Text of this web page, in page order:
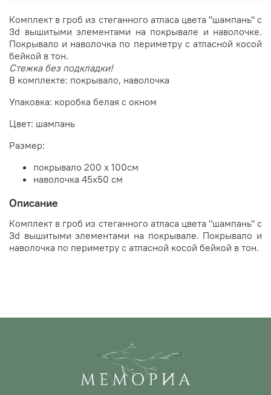
Комплект в гроб из стеганного атласа цвета "шампань" с
3d вышитыми элементами на покрывале и наволочке.
Покрывало и наволочка по периметру с атласной косой
бейкой в тон.
Стежка без подкладки!
В комплекте: покрывало, наволочка
Упаковка: коробка белая с окном
Цвет: шампань
Размер:
покрывало 200 х 100см
наволочка 45х50 см
Описание
Комплект в гроб из стеганного атласа цвета "шампань" с
3d вышитыми элементами на покрывале. Покрывало и
наволочка по периметру с атласной косой бейкой в тон.